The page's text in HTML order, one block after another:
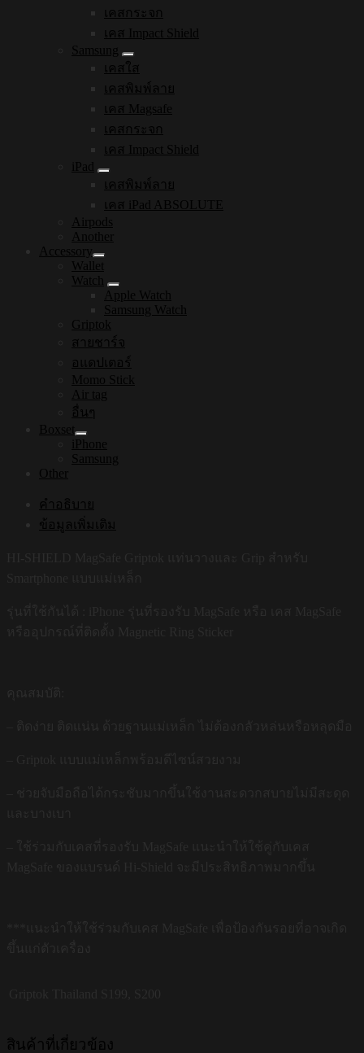
เคสกระจก
เคส Impact Shield
Samsung
เคสใส
เคสพิมพ์ลาย
เคส Magsafe
เคสกระจก
เคส Impact Shield
iPad
เคสพิมพ์ลาย
เคส iPad ABSOLUTE
Airpods
Another
Accessory
Wallet
Watch
Apple Watch
Samsung Watch
Griptok
สายชาร์จ
อแดปเตอร์
Momo Stick
Air tag
อื่นๆ
Boxset
iPhone
Samsung
Other
คำอธิบาย
ข้อมูลเพิ่มเติม
สินค้าที่เกี่ยวข้อง